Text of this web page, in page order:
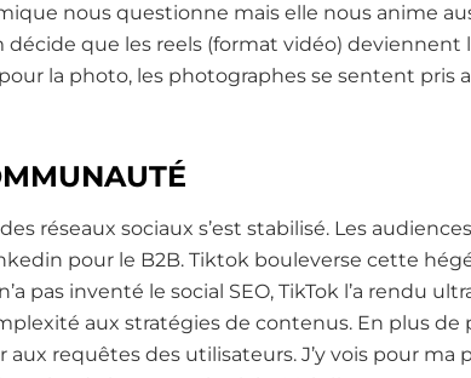
nous questionne mais elle nous anime
décide que les reels (format vidéo) deviennent
la photo, les photographes se sentent pris
réseaux sociaux s’est stabilisé. Les
pour le B2B. Tiktok bouleverse cette
pas inventé le social SEO, TikTok l’a rendu
aux stratégies de contenus. En plus de
requêtes des utilisateurs. J’y vois pour ma